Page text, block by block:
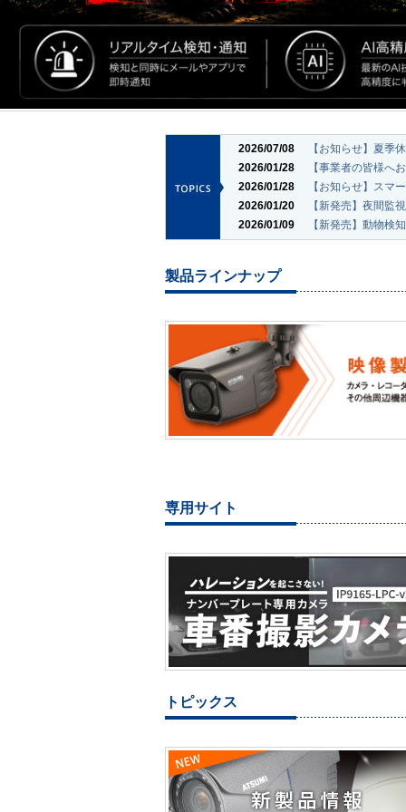
2026/07/08
【お知らせ】夏季
2026/01/28
【事業者の皆様へ
2026/01/28
【お知らせ】スマ
2026/01/20
【新発売】夜間監
2026/01/09
【新発売】動物検
製品ラインナップ
専用サイト
トピックス